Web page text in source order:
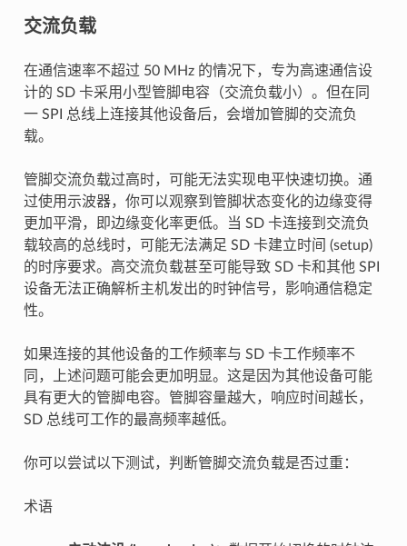
交流负载
在通信速率不超过 50 MHz 的情况下，专为高速通信设
计的 SD 卡采用小型管脚电容（交流负载小）。但在同
一 SPI 总线上连接其他设备后，会增加管脚的交流负
载。
管脚交流负载过高时，可能无法实现电平快速切换。通
过使用示波器，你可以观察到管脚状态变化的边缘变得
更加平滑，即边缘变化率更低。当 SD 卡连接到交流负
载较高的总线时，可能无法满足 SD 卡建立时间 (setup)
的时序要求。高交流负载甚至可能导致 SD 卡和其他 SPI
设备无法正确解析主机发出的时钟信号，影响通信稳定
性。
如果连接的其他设备的工作频率与 SD 卡工作频率不
同，上述问题可能会更加明显。这是因为其他设备可能
具有更大的管脚电容。管脚容量越大，响应时间越长，
SD 总线可工作的最高频率越低。
你可以尝试以下测试，判断管脚交流负载是否过重：
术语